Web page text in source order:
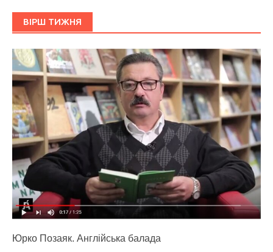
ВІРШ ТИЖНЯ
Юрко Позаяк. Англійська балада